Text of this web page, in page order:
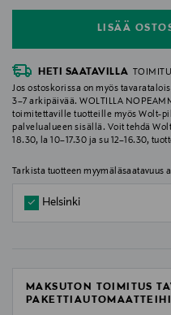
LISÄÄ
HETI SAATAVILLA
Jos ostoskorissa on myös
3–7 arkipäivää. WOLTILLA
toimitettaville tuotteille myös Wolt-
palvelualueen sisällä. Voit tehdä
18.30, la 10–17.30 ja su 12–16.30,
Tarkista tuotteen myymäläsaatavuus
Helsinki
MAKSUTON TOIMITUS